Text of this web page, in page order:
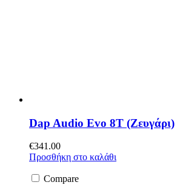
Dap Audio Evo 8T (Ζευγάρι)
€341.00
Προσθήκη στο καλάθι
Compare